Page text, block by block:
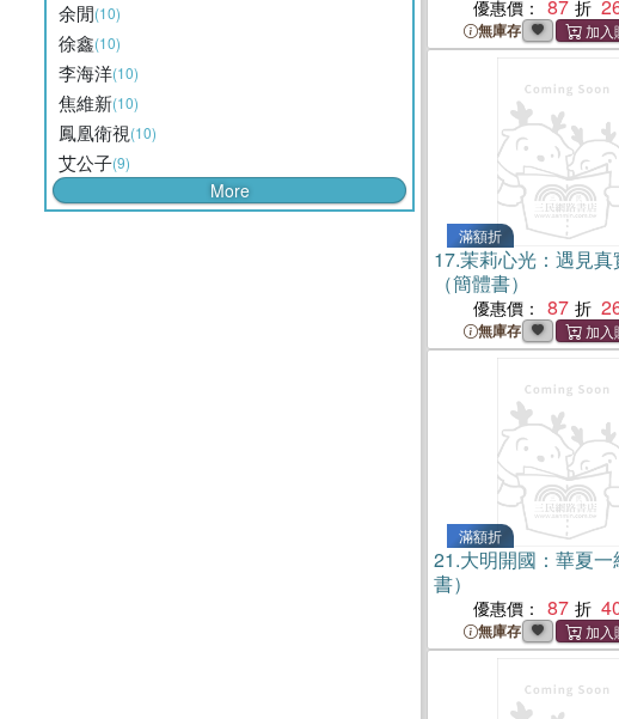
余閒(10)
徐鑫(10)
李海洋(10)
焦維新(10)
鳳凰衛視(10)
艾公子(9)
More
優惠價： 87
無庫存
滿額折
17.茉莉心光：遇見真
（簡體書）
優惠價： 87
無庫存
滿額折
21.大明開國：華夏一
書）
優惠價： 87
無庫存